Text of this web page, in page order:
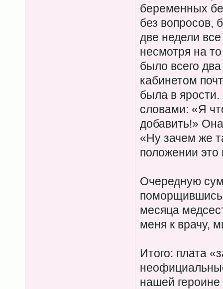
беременных
без вопросов,
две недели
несмотря на
было всего
кабинетом
была в ярости.
словами: «Я
добавить!»
«Ну зачем же
положении это
Очередную
месяца
меня к врачу,
Итого: плата
нашей героине